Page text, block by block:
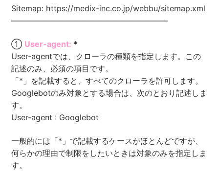
Sitemap: https://medix-inc.co.jp/webbu/sitemap.xml
————————————————————
① User-agent: *
User-agentでは、クローラの種類を指定します。この
記述のみ、必須の項目です。
「*」を記載すると、すべてのクローラを許可します。
Googlebotのみ対象とする場合は、次のとおり記述しま
す。
User-agent : Googlebot
一般的には「*」で記載するケースがほとんどですが、
何らかの理由で制限をしたいときは対象のみを指定しま
す。